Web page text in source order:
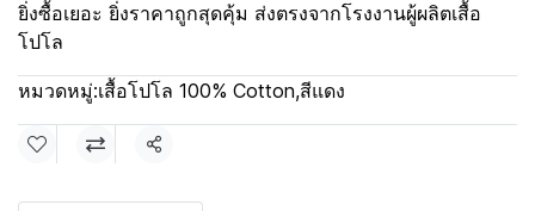
ยิ่งซื้อเยอะ ยิ่งราคาถูกสุดคุ้ม ส่งตรงจากโรงงานผู้ผลิตเสื้อ
โปโล
หมวดหมู่:เสื้อโปโล 100% Cotton,สีแดง
แชร์